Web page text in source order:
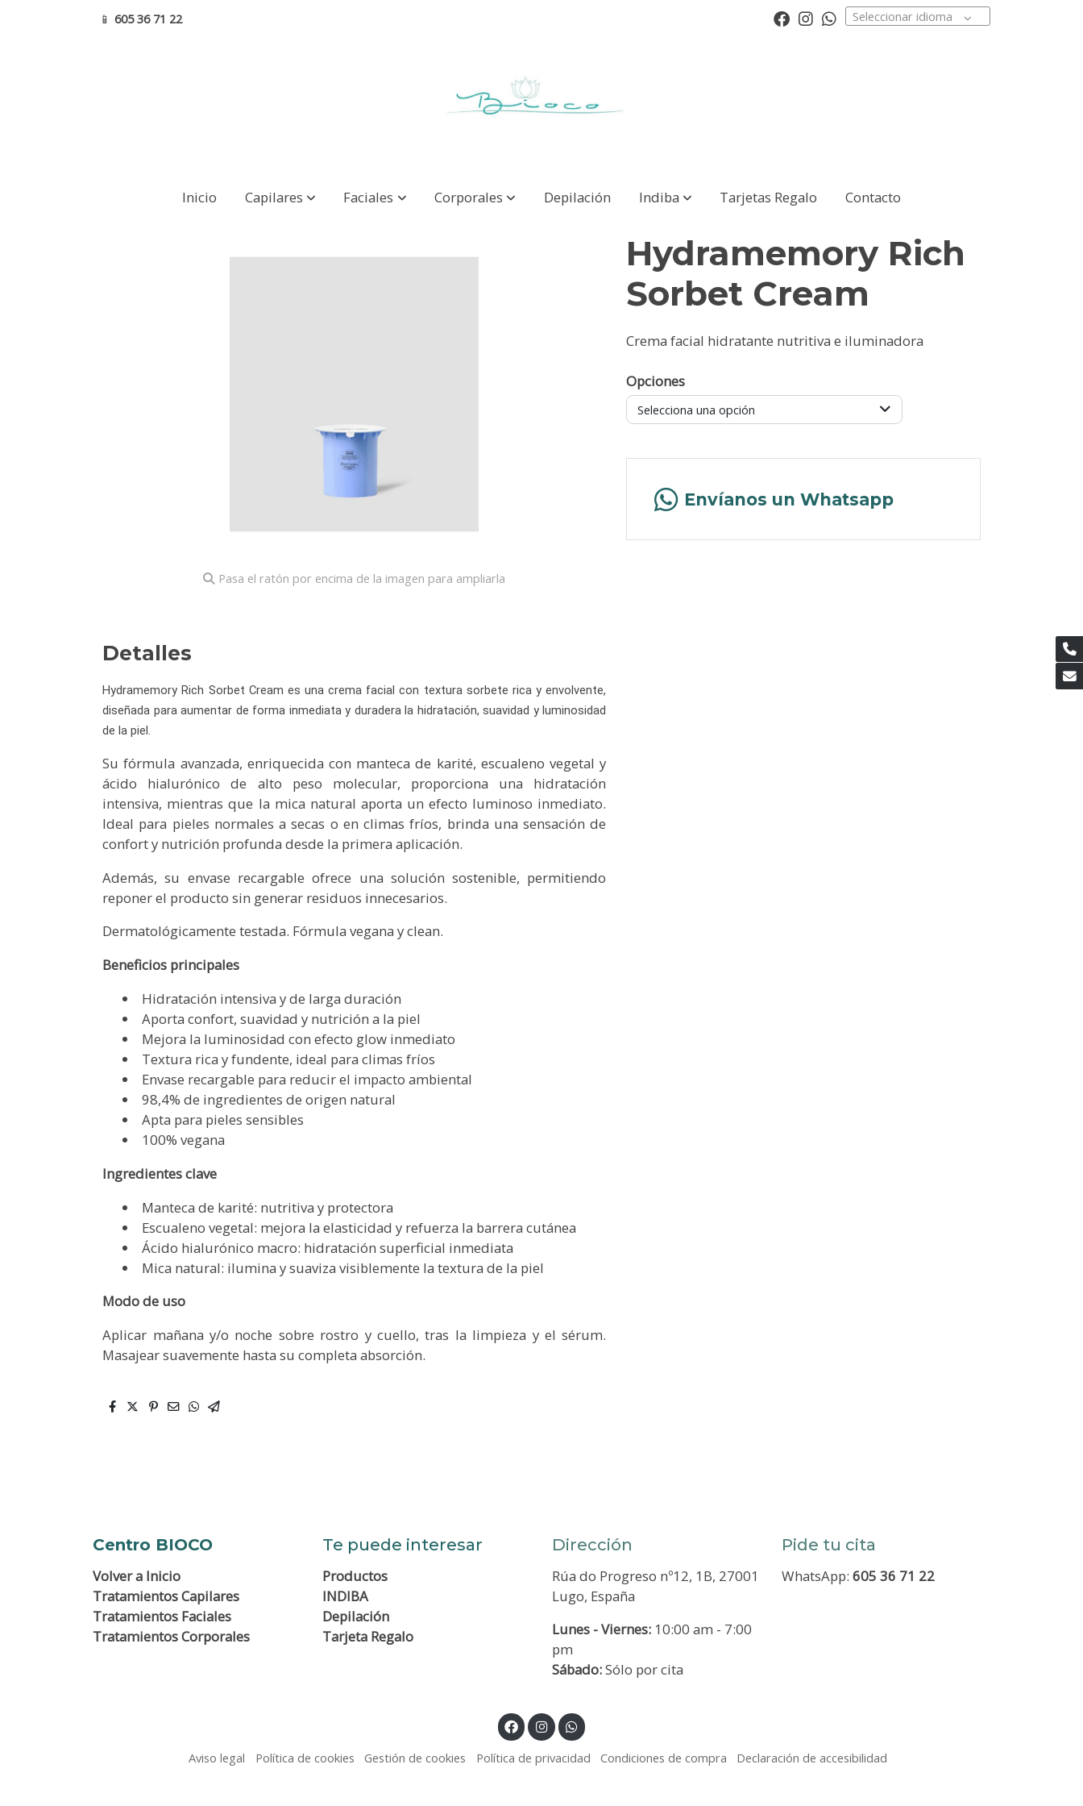
📱 605 36 71 22 Seleccionar idioma
Inicio Capilares Faciales Corporales Depilación Indiba Tarjetas Regalo Contacto
Pasa el ratón por encima de la imagen para ampliarla
Detalles
Hydramemory Rich Sorbet Cream es una crema facial con textura sorbete rica y envolvente,
diseñada para aumentar de forma inmediata y duradera la hidratación, suavidad y luminosidad
de la piel.
Su fórmula avanzada, enriquecida con manteca de karité, escualeno vegetal y
ácido hialurónico de alto peso molecular, proporciona una hidratación
intensiva, mientras que la mica natural aporta un efecto luminoso inmediato.
Ideal para pieles normales a secas o en climas fríos, brinda una sensación de
confort y nutrición profunda desde la primera aplicación.
Además, su envase recargable ofrece una solución sostenible, permitiendo
reponer el producto sin generar residuos innecesarios.
Dermatológicamente testada. Fórmula vegana y clean.
Beneficios principales
Hidratación intensiva y de larga duración
Aporta confort, suavidad y nutrición a la piel
Mejora la luminosidad con efecto glow inmediato
Textura rica y fundente, ideal para climas fríos
Envase recargable para reducir el impacto ambiental
98,4% de ingredientes de origen natural
Apta para pieles sensibles
100% vegana
Ingredientes clave
Manteca de karité: nutritiva y protectora
Escualeno vegetal: mejora la elasticidad y refuerza la barrera cutánea
Ácido hialurónico macro: hidratación superficial inmediata
Mica natural: ilumina y suaviza visiblemente la textura de la piel
Modo de uso
Aplicar mañana y/o noche sobre rostro y cuello, tras la limpieza y el sérum.
Masajear suavemente hasta su completa absorción.
Hydramemory Rich
Sorbet Cream
Crema facial hidratante nutritiva e iluminadora
Opciones
Selecciona una opción
Envíanos un Whatsapp
Centro BIOCO
Volver aInicio
Tratamientos Capilares
Tratamientos Faciales
Tratamientos Corporales
Te puede interesar
Productos
INDIBA
Depilación
Tarjeta Regalo
Dirección
Rúa do Progreso nº12, 1B, 27001
Lugo, España
Lunes - Viernes:10:00 am - 7:00
pm
Sábado:Sólo por cita
Pide tu cita
WhatsApp: 605 36 71 22
Aviso legal Política de cookies Gestión de cookies Política de privacidad Condiciones de compra Declaración de accesibilidad